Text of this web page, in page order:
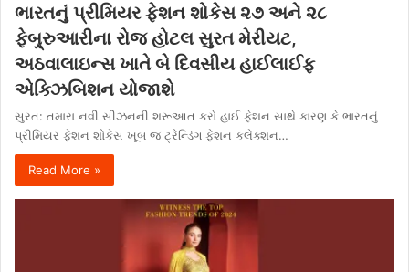
ભારતનું પ્રીમિયર ફેશન શોકેસ ૨૭ અને ૨૮
ફેબ્ર્રુઆરીના રોજ હોટલ સુરત મેરીયટ,
અઠવાલાઇન્સ ખાતે બે દિવસીય હાઈલાઈફ
એક્ઝિબિશન યોજાશે
સુરત: તમારા નવી સીઝનની શરૂઆત કરો હાઈ ફેશન સાથે કારણ કે ભારતનું
પ્રીમિયર ફેશન શોકેસ ખૂબ જ ટ્રેન્ડિંગ ફેશન કલેક્શન…
Read More »